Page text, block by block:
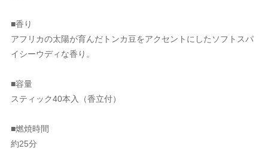
■香り
アフリカの太陽が育んだトンカ豆をアクセントにしたソフトスパ
イシーウディな香り。
■容量
スティック40本入（香立付）
■燃焼時間
約25分